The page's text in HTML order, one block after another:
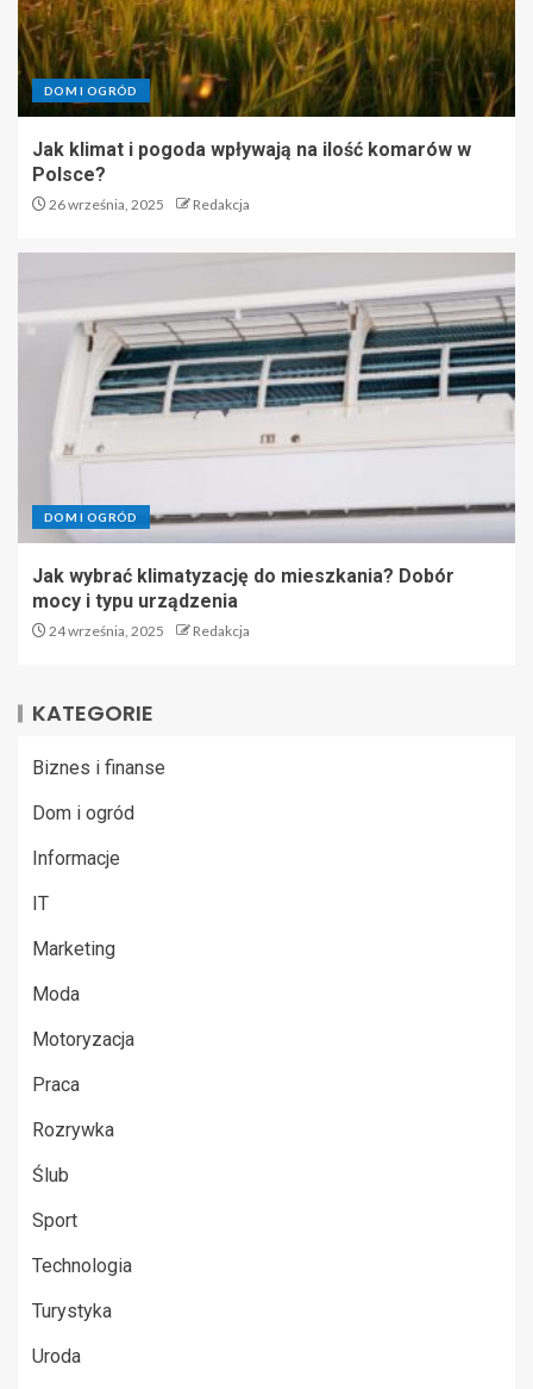
DOM I OGRÓD
Jak klimat i pogoda wpływają na ilość komarów w
Polsce?
26 września, 2025 Redakcja
DOM I OGRÓD
Jak wybrać klimatyzację do mieszkania? Dobór
mocy i typu urządzenia
24 września, 2025 Redakcja
KATEGORIE
Biznes i finanse
Dom i ogród
Informacje
IT
Marketing
Moda
Motoryzacja
Praca
Rozrywka
Ślub
Sport
Technologia
Turystyka
Uroda